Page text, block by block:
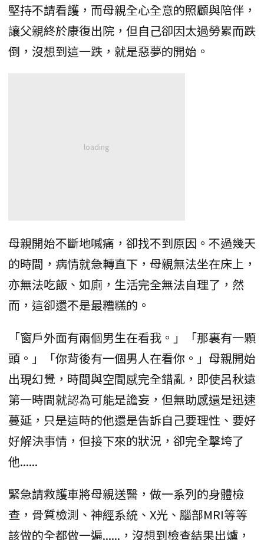
堅持不請看護，而母親全心全意的照顧與陪伴，
讓父親終於康復出院，但自己卻因太過勞累而跌
倒，沒想到這一跌，就是惡夢的開始。
母親開始不斷地喊痛，卻找不到原因。不過幾天
的時間，病情就急轉直下，母親無法坐在床上，
亦無法吃飯、如廁，生活完全無法自理了，然
而，這卻還不是最糟糕的。
「窗戶外面有兩個男生在看我。」「那裏有一顆
頭。」「你背後有一個男人在看你。」母親開始
出現幻覺，時間與空間感完全錯亂，即使呂秋遠
第一時間就認為可能是譫妄，但無助感還是迅速
蔓延，只是這時的他還是告訴自己要理性、要好
好解決事情，但接下來的狀況，卻完全擊垮了
他......
緊急請救護車將母親送醫，做一系列的身體檢
查，骨質檢測、神經系統、X光、腦部MRI等等
該做的全都做一遍......，沒想到檢查結果出爐，